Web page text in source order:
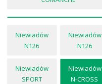
Niewiadów
N126
Niewiadów
N126
Niewiadów
SPORT
Niewiadów
N-CROSS